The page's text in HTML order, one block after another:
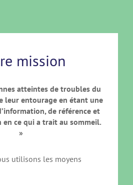
mission
atteintes de troubles du
leur entourage en étant une
de référence et
ce qui a trait au sommeil.
»
utilisons les moyens